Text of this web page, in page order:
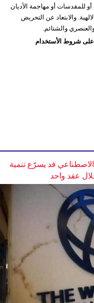
للمقدسات أو مهاجمة الأديان
والابتعاد عن التحريض
والشتائم.
على شروط الأستخدام
الاصطناعي قد يسرّع تنمية
عقد واحد